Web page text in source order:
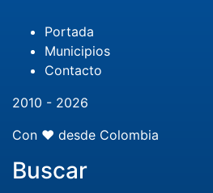
Portada
Municipios
Contacto
2010 - 2026
Con ❤️ desde Colombia
Buscar